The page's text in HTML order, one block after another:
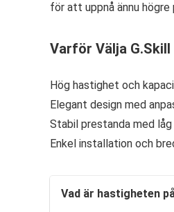
för att uppnå ännu högre
Varför Välja G.Skill
Hög hastighet och
Elegant design med
Stabil prestanda med
Enkel installation och
Vad är hastigheten